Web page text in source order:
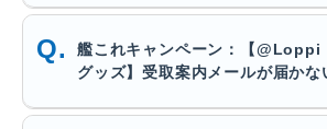
艦これキャンペーン：【@Loppi
グッズ】受取案内メールが届かな